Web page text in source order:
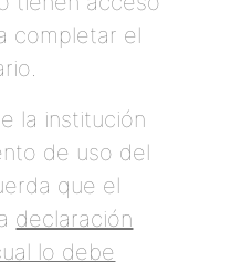
completar el
la institución
de uso del
que el
declaración
lo debe